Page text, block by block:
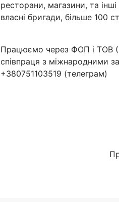
ресторани, магазини, та інші
власні бригади, більше 100
Працюємо через ФОП і ТОВ
співпраця з міжнародними
+380751103519 (телеграм)